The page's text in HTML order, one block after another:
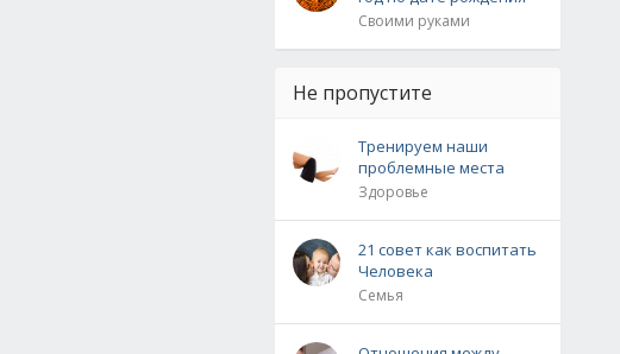
Своими руками
Не пропустите
Тренируем наши
проблемные места
Здоровье
21 совет как воспитать
Человека
Семья